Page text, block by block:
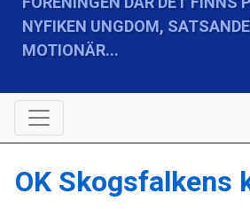
NYFIKEN UNGDOM,
MOTIONÄR...
OK Skogsfalkens